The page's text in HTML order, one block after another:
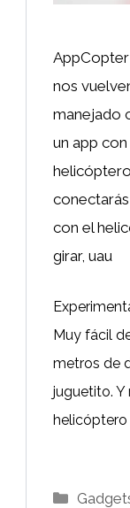
nos
manejado
un app
con el
girar, uau
Muy fácil
metros de
juguetito. Y
helicóptero